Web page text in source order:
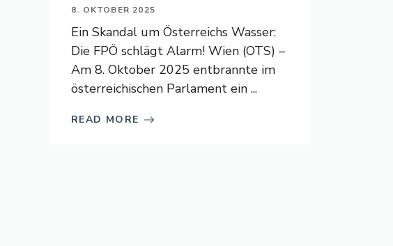
8. OKTOBER 2025
Ein Skandal um Österreichs Wasser:
Die FPÖ schlägt Alarm! Wien (OTS) –
Am 8. Oktober 2025 entbrannte im
österreichischen Parlament ein ...
READ MORE